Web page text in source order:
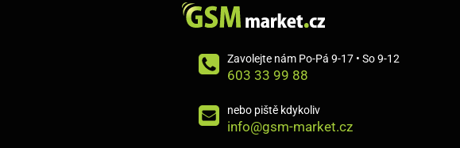
Zavolejte nám Po-Pá 9-17 • So 9-12
603 33 99 88
nebo piště kdykoliv
info@gsm-market.cz